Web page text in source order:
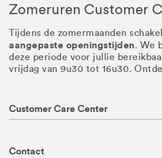
Zomeruren Customer
Tijdens de zomermaanden
aangepaste openingstijden. We
deze periode voor jullie
vrijdag van 9u30 tot 16u30.
Customer Care Center
Contact